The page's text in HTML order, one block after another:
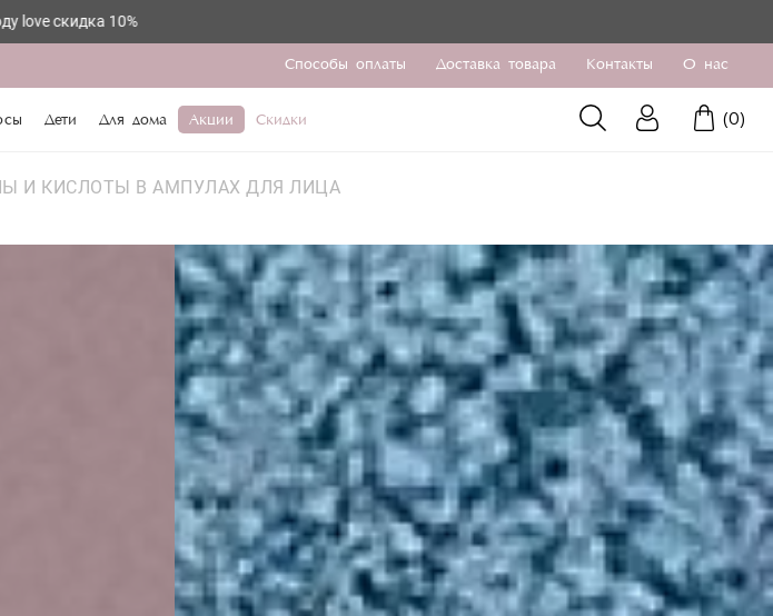
Способы оплаты Доставка товара Контакты О нас
Дети Для дома Акции Скидки (0)
И КИСЛОТЫ В АМПУЛАХ ДЛЯ ЛИЦА